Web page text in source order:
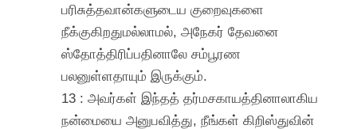
பரிசுத்தவான்களுடைய குறைவுகளை
நீக்குகிறதுமல்லாமல், அநேகர் தேவனை
ஸ்தோத்திரிப்பதினாலே சம்பூரண
பலனுள்ளதாயும் இருக்கும்.
13 : அவர்கள் இந்தத் தர்மசகாயத்தினாலாகிய
நன்மையை அனுபவித்து, நீங்கள் கிறிஸ்துவின்